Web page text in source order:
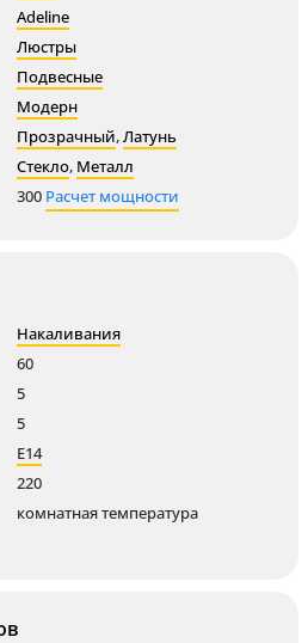
Adeline
Люстры
Подвесные
Модерн
Прозрачный,Латунь
Стекло, Металл
300 Расчет мощности
Накаливания
60
5
5
E14
220
комнатная температура